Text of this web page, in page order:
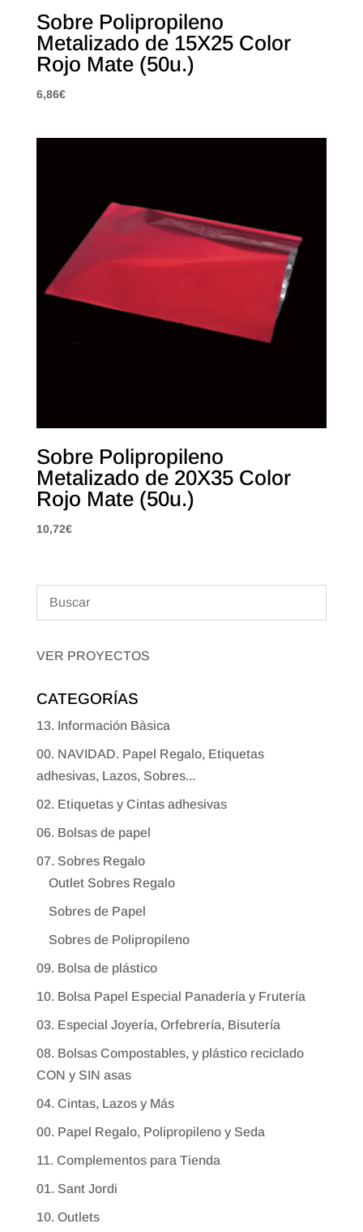
Sobre Polipropileno
Metalizado de 15X25 Color
Rojo Mate (50u.)
6,86€
Sobre Polipropileno
Metalizado de 20X35 Color
Rojo Mate (50u.)
10,72€
VER PROYECTOS
CATEGORÍAS
13. Información Bàsica
00. NAVIDAD. Papel Regalo, Etiquetas
adhesivas, Lazos, Sobres...
02. Etiquetas y Cintas adhesivas
06. Bolsas de papel
07. Sobres Regalo
Outlet Sobres Regalo
Sobres de Papel
Sobres de Polipropileno
09. Bolsa de plástico
10. Bolsa Papel Especial Panadería y Frutería
03. Especial Joyería, Orfebrería, Bisutería
08. Bolsas Compostables, y plástico reciclado
CON y SIN asas
04. Cintas, Lazos y Más
00. Papel Regalo, Polipropileno y Seda
11. Complementos para Tienda
01. Sant Jordi
10. Outlets